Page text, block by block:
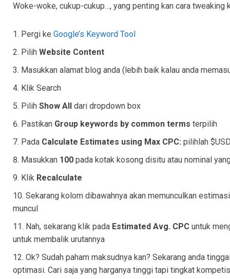
Woke-woke, cukup-cukup…, yang penting kan cara tweaking
Pergi ke Google’s Keyword Tool
Pilih Website Content
Masukkan alamat blog anda (lebih baik kalau anda
Klik Search
Pilih Show All dari dropdown box
Pastikan Group keywords by common terms terpilih
Pada Calculate Estimates using Max CPC: pilihlah
Masukkan 100 pada kotak kosong disitu atau nominal
Klik Recalculate
Sekarang kolom dibawahnya akan memunculkan
muncul
Nah, sekarang klik pada Estimated Avg. CPC untuk
untuk membalik urutannya
Ok? Sudah paham maksudnya kan? Sekarang anda
optimasi. Cari saja yang harganya tinggi tapi tingkat